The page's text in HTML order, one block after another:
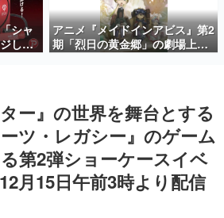
記事
数千以上！ ページビュー数万以上！ などな
々に読まれた、電ファミ渾身の“殿堂入り”記
した。
リエイターの方々に製作時のエピソードをお
いてはいけない。『赫本』は、〈試験問題〉
編ホラー小説集です。
シャ
した
始。
ブレ
アニメ『メイドインアビス』第2
期「烈日の黄金郷」の劇場上映
が決定！レグ役・伊瀬茉莉也さ
ー』の世界を舞台とする
ツ・レガシー』のゲーム
第2弾ショーケースイベ
月15日午前3時より配信